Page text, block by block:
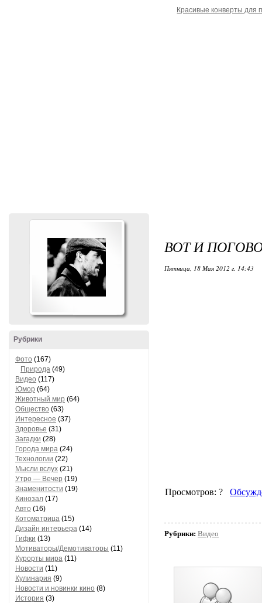
Красивые конверты для
Рубрики
Фото (167)
Природа (49)
Видео (117)
Юмор (64)
Животный мир (64)
Общество (63)
Интересное (37)
Здоровье (31)
Загадки (28)
Города мира (24)
Технологии (22)
Мысли вслух (21)
Утро — Вечер (19)
Знаменитости (19)
Кинозал (17)
Авто (16)
Котоматрица (15)
Дизайн интерьера (14)
Гифки (13)
Мотиваторы/Демотиваторы (11)
Курорты мира (11)
Новости (11)
Кулинария (9)
Новости и новинки кино (8)
История (3)
ВОТ И
Пятница, 18 Мая 2012 г. 14:43
Рубрики: Видео